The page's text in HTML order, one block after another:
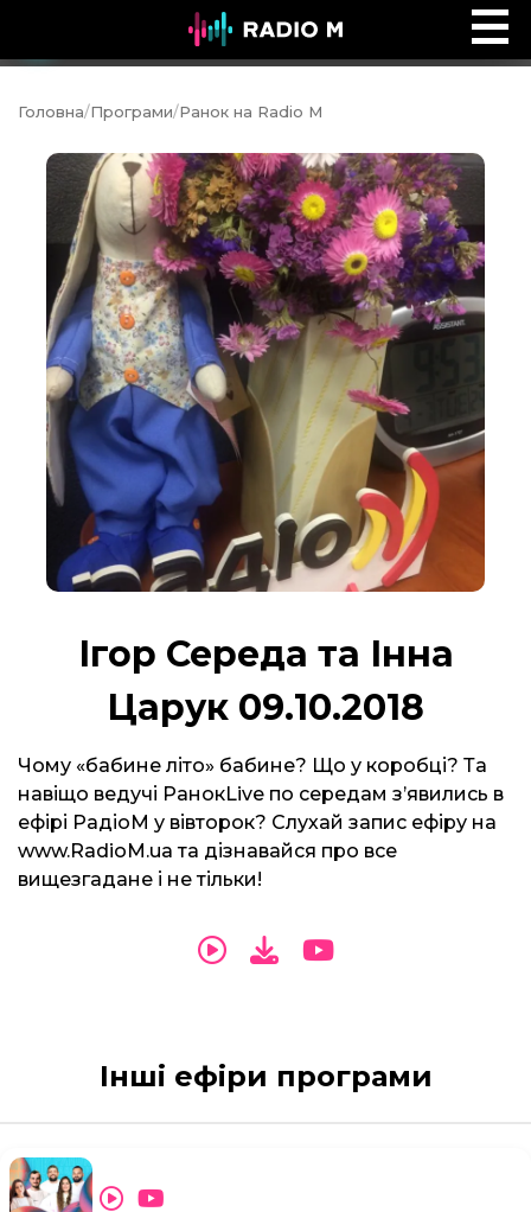
Music Ocean
Головна/Програми/Ранок на Radio M
Ігор Середа та Інна
Царук 09.10.2018
Чому «бабине літо» бабине? Що у коробці? Та
навіщо ведучі РанокLive по середам з’явились в
ефірі РадіоМ у вівторок? Слухай запис ефіру на
www.RadioM.ua та дізнавайся про все
вищезгадане і не тільки!
Інші ефіри програми